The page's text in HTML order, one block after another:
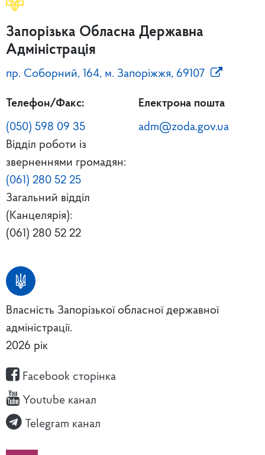
Запорізька Обласна Державна
Адміністрація
пр. Соборний, 164, м. Запоріжжя, 69107
Телефон/Факс:
(050) 598 09 35
Відділ роботи із
зверненнями громадян:
(061) 280 52 25
Загальний відділ
(Канцелярія):
(061) 280 52 22
Електрона пошта
adm@zoda.gov.ua
Власність Запорізької обласної державної
адміністрації.
2026 рік
Facebook сторінка
Youtube канал
Telegram канал